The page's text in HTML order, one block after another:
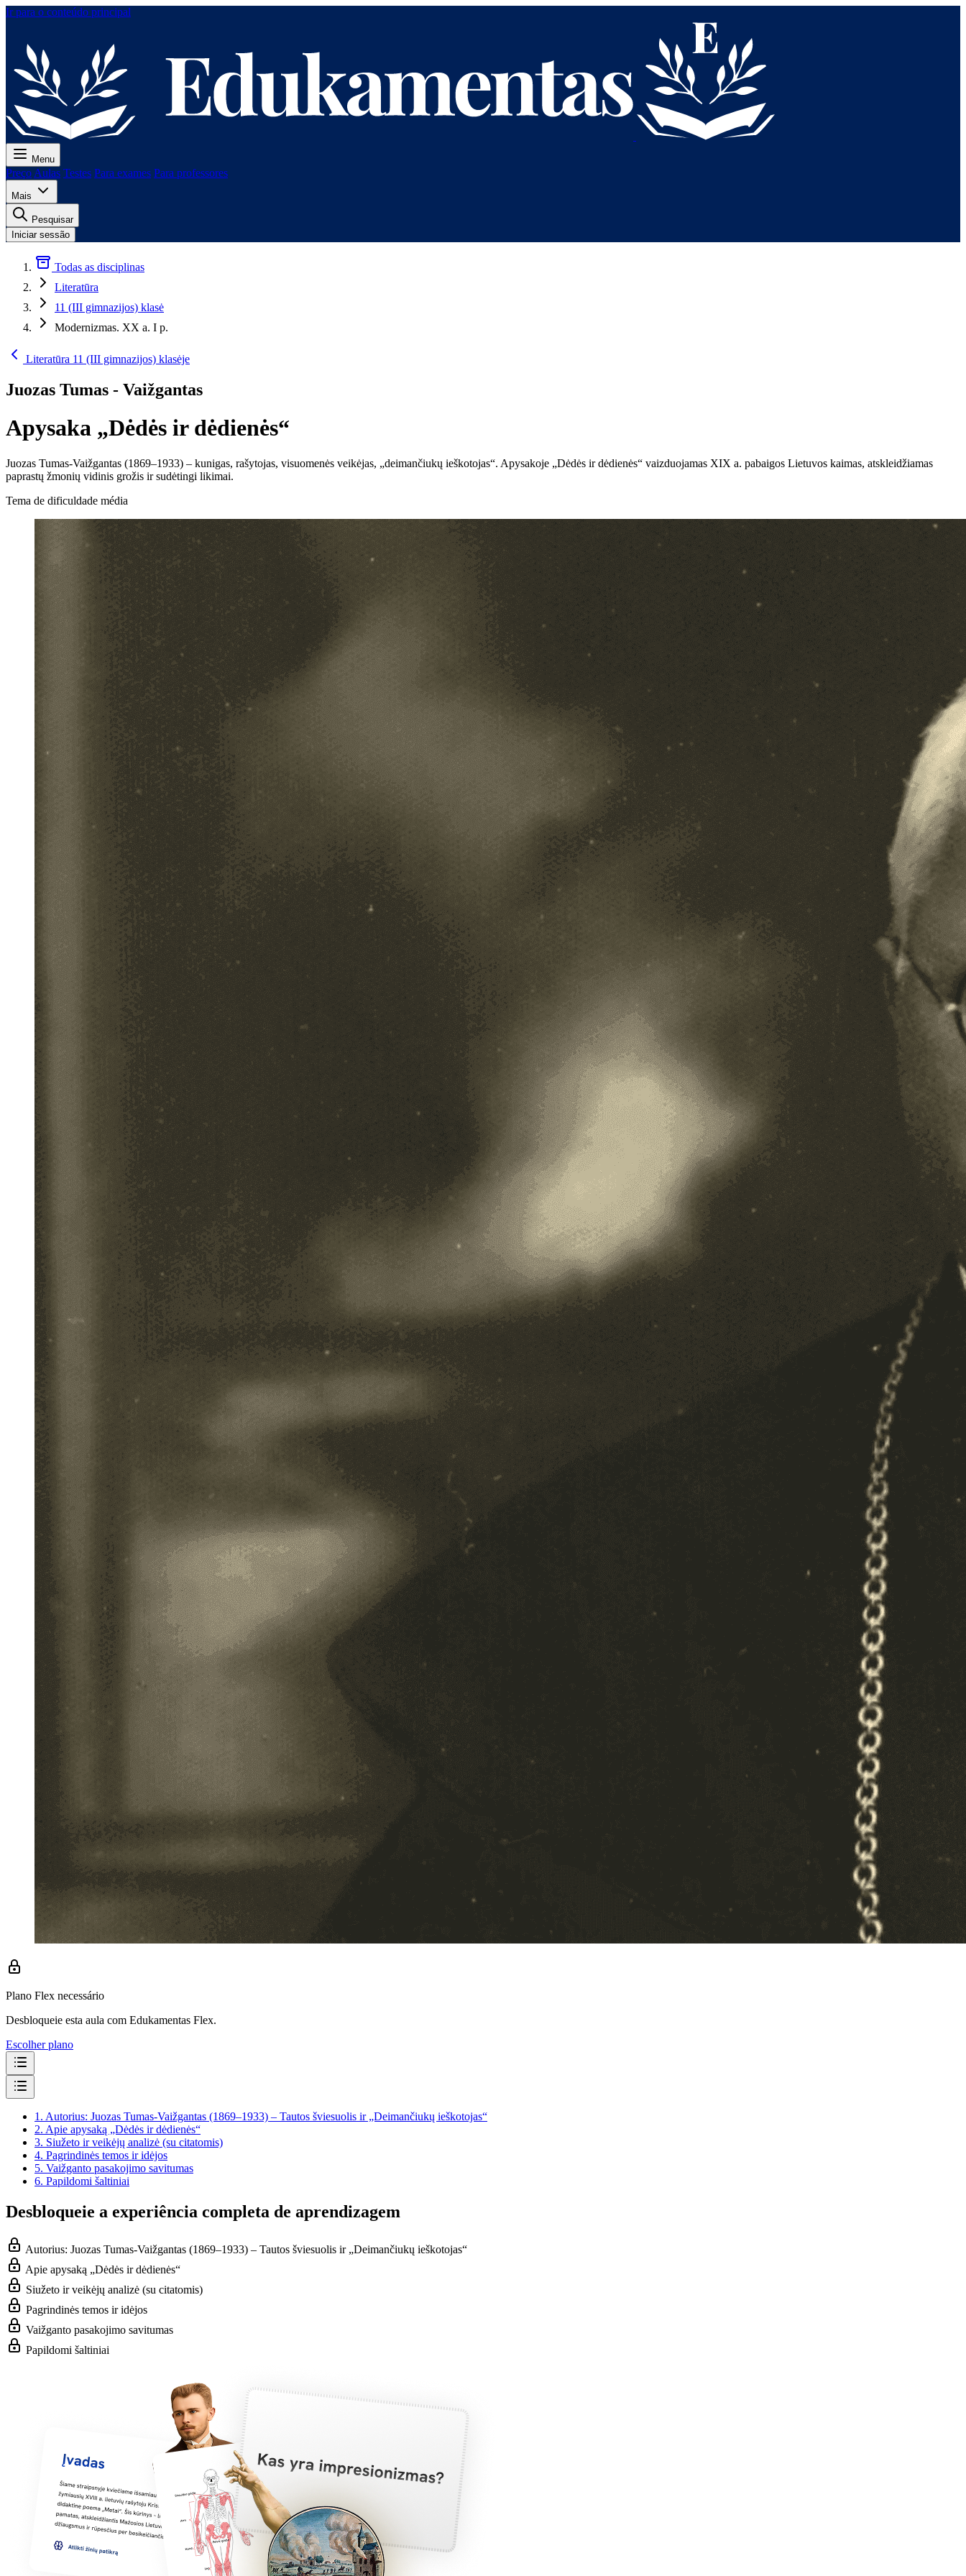
Ir para o conteúdo principal
Menu
Preço Aulas Testes Para exames Para professores
Mais
Pesquisar
Iniciar sessão
Todas as disciplinas
Literatūra
11 (III gimnazijos) klasė
Modernizmas. XX a. I p.
Literatūra 11 (III gimnazijos) klasėje
Juozas Tumas - Vaižgantas
Apysaka „Dėdės ir dėdienės“
Juozas Tumas-Vaižgantas (1869–1933) – kunigas, rašytojas, visuomenės veikėjas, „deimančiukų ieškotojas“. Apysakoje „Dėdės ir dėdienės“ vaizduojamas XIX a. pabaigos Lietuvos kaimas, atskleidžiamas
paprastų žmonių vidinis grožis ir sudėtingi likimai.
Tema de dificuldade média
Plano Flex necessário
Desbloqueie esta aula com Edukamentas Flex.
Escolher plano
1. Autorius: Juozas Tumas-Vaižgantas (1869–1933) – Tautos šviesuolis ir „Deimančiukų ieškotojas“
2. Apie apysaką „Dėdės ir dėdienės“
3. Siužeto ir veikėjų analizė (su citatomis)
4. Pagrindinės temos ir idėjos
5. Vaižganto pasakojimo savitumas
6. Papildomi šaltiniai
Desbloqueie a experiência completa de aprendizagem
Autorius: Juozas Tumas-Vaižgantas (1869–1933) – Tautos šviesuolis ir „Deimančiukų ieškotojas“
Apie apysaką „Dėdės ir dėdienės“
Siužeto ir veikėjų analizė (su citatomis)
Pagrindinės temos ir idėjos
Vaižganto pasakojimo savitumas
Papildomi šaltiniai